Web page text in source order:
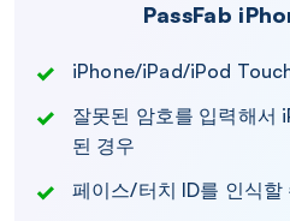
PassFab
iPhone/iPad/iPod
잘못된 암호를 입력해서
된 경우
페이스/터치 ID를 인식할